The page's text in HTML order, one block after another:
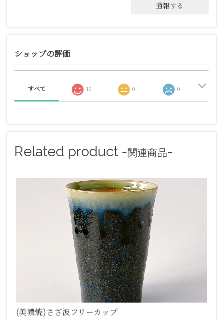
通報する
ショップの評価
すべて 12 0 0
Related product -関連商品-
(美濃焼)さざ波フリーカップ